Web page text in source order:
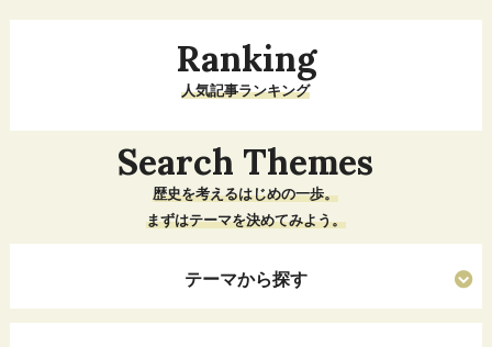
Ranking
人気記事ランキング
Search Themes
歴史を考えるはじめの一歩。
まずはテーマを決めてみよう。
テーマから探す